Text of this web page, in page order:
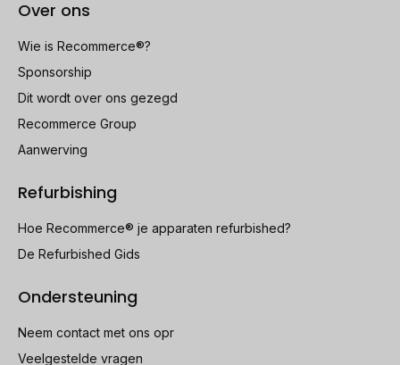
Over ons
Wie is Recommerce®?
Sponsorship
Dit wordt over ons gezegd
Recommerce Group
Aanwerving
Refurbishing
Hoe Recommerce® je apparaten refurbished?
De Refurbished Gids
Ondersteuning
Neem contact met ons opr
Veelgestelde vragen